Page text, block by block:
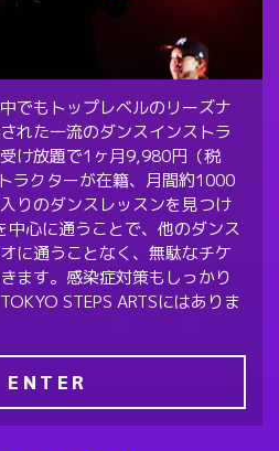
でもトップレベルのリーズナ
れた一流のダンスインストラ
け放題で1ヶ月9,980円（税
ラクターが在籍、月間約1000
りのダンスレッスンを見つけ
中心に通うことで、他のダンス
に通うことなく、無駄なチケ
ます。感染症対策もしっかり
STEPS ARTSにはありま
ENTER